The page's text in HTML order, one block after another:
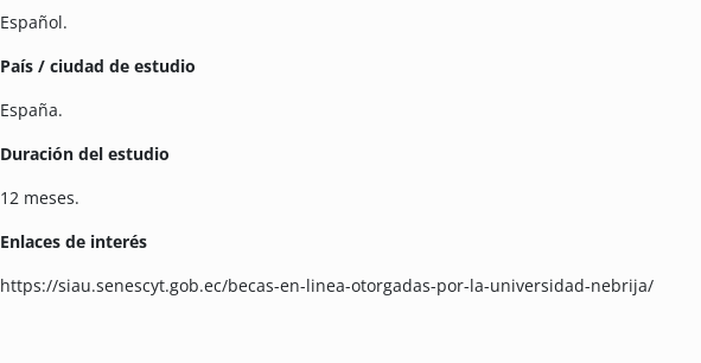
Español.
País / ciudad de estudio
España.
Duración del estudio
12 meses.
Enlaces de interés
https://siau.senescyt.gob.ec/becas-en-linea-otorgadas-por-la-universidad-nebrija/